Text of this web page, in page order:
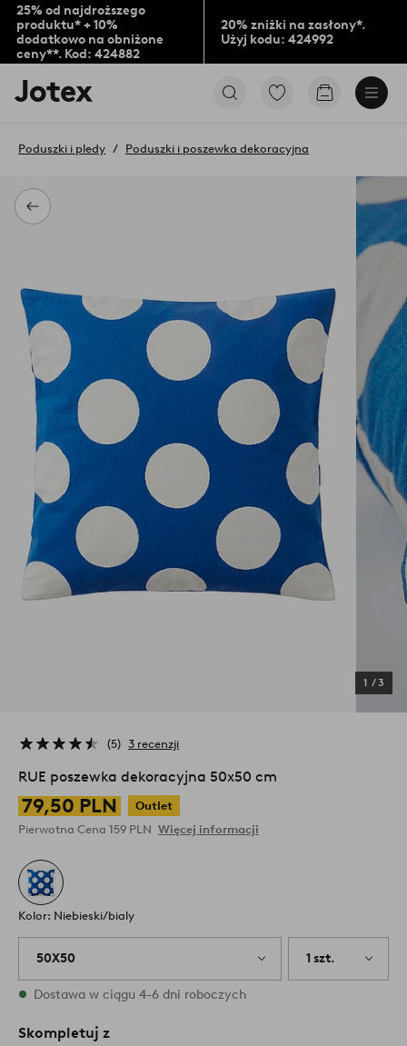
25% od najdroższego
produktu* + 10%
dodatkowo na obniżone
ceny**. Kod: 424882
20% zniżki na zasłony*.
Użyj kodu: 424992
Logo
Jotex
na
stronę
Przejdź
oznaczonych
Przejdź
Powrót
Poduszki i pledy Poduszki i poszewka dekoracyjna
1 /3
5 3 recenzji
RUE poszewka dekoracyjna 50x50 cm
79,50 PLN
Outlet
Pierwotna Cena 159 PLN Więcej informacji
Kolor: Niebieski/bialy
50X50 1 szt.
W magazynie
Dostawa w ciągu 4-6 dni roboczych
Skompletuj z